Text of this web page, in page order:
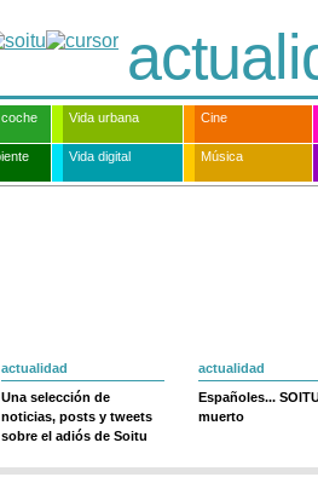
Vida urbana Cine
Vida digital Música
actualidad
Una selección de
noticias, posts y tweets
sobre el adiós de Soitu
actualidad
Españoles...
muerto